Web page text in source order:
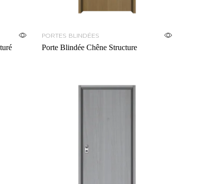
PORTES BLINDÉES
Porte Blindée Chêne Structure